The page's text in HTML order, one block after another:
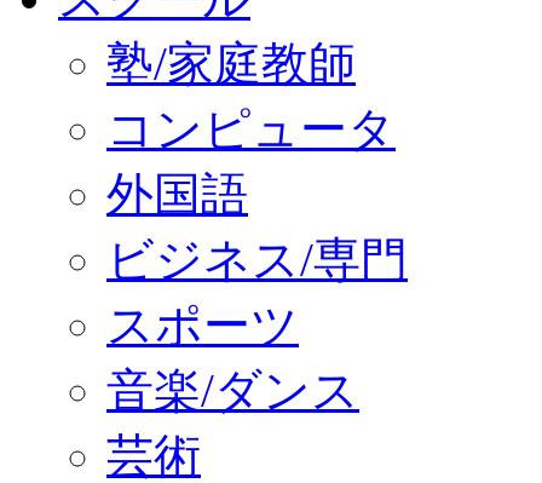
塾/家庭教師
コンピュータ
外国語
ビジネス/専門
スポーツ
音楽/ダンス
芸術